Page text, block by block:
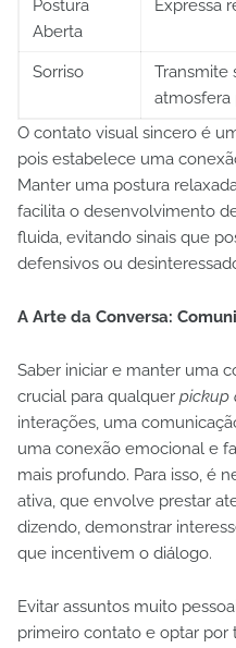
Postura
Aberta
Expressa
Sorriso
Transmite
atmosfera
O contato visual sincero é
pois estabelece uma
Manter uma postura
facilita o desenvolvimento
fluida, evitando sinais que
defensivos ou
A Arte da Conversa:
Saber iniciar e manter uma
crucial para qualquer pickup
interações, uma
uma conexão emocional e
mais profundo. Para isso, é
ativa, que envolve prestar
dizendo, demonstrar
que incentivem o diálogo.
Evitar assuntos muito
primeiro contato e optar por